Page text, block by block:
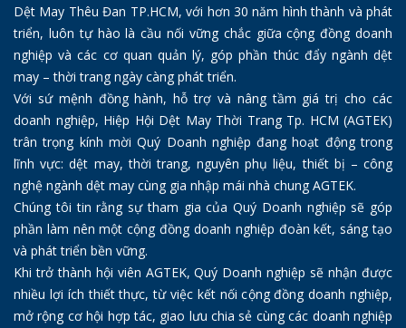
Dệt May Thêu Đan TP.HCM, với hơn 30 năm hình thành và phát
triển, luôn tự hào là cầu nối vững chắc giữa cộng đồng doanh
nghiệp và các cơ quan quản lý, góp phần thúc đẩy ngành dệt
may – thời trang ngày càng phát triển.
Với sứ mệnh đồng hành, hỗ trợ và nâng tầm giá trị cho các
doanh nghiệp, Hiệp Hội Dệt May Thời Trang Tp. HCM (AGTEK)
trân trọng kính mời Quý Doanh nghiệp đang hoạt động trong
lĩnh vực: dệt may, thời trang, nguyên phụ liệu, thiết bị – công
nghệ ngành dệt may cùng gia nhập mái nhà chung AGTEK.
Chúng tôi tin rằng sự tham gia của Quý Doanh nghiệp sẽ góp
phần làm nên một cộng đồng doanh nghiệp đoàn kết, sáng tạo
và phát triển bền vững.
Khi trở thành hội viên AGTEK, Quý Doanh nghiệp sẽ nhận được
nhiều lợi ích thiết thực, từ việc kết nối cộng đồng doanh nghiệp,
mở rộng cơ hội hợp tác, giao lưu chia sẻ cùng các doanh nghiệp